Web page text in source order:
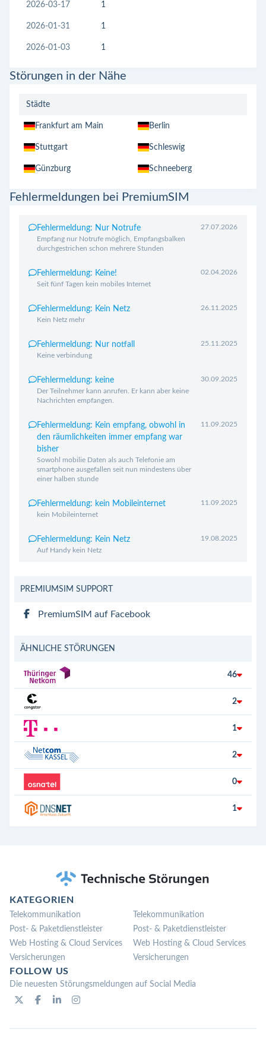
2026-03-17 1
2026-01-31 1
2026-01-03 1
Störungen in der Nähe
Städte
Frankfurt am Main Berlin
Stuttgart Schleswig
Günzburg Schneeberg
Fehlermeldungen bei PremiumSIM
Fehlermeldung: Nur Notrufe
Empfang nur Notrufe möglich, Empfangsbalken
durchgestrichen schon mehrere Stunden
27.07.2026
Fehlermeldung: Keine!
Seit fünf Tagen kein mobiles Internet
02.04.2026
Fehlermeldung: Kein Netz
Kein Netz mehr
26.11.2025
Fehlermeldung: Nur notfall
Keine verbindung
25.11.2025
Fehlermeldung: keine
Der Teilnehmer kann anrufen. Er kann aber keine
Nachrichten empfangen.
30.09.2025
Fehlermeldung: Kein empfang, obwohl in
den räumlichkeiten immer empfang war
bisher
Sowohl mobilie Daten als auch Telefonie am
smartphone ausgefallen seit nun mindestens über
einer halben stunde
11.09.2025
Fehlermeldung: kein Mobileinternet
kein Mobileinternet
11.09.2025
Fehlermeldung: Kein Netz
Auf Handy kein Netz
19.08.2025
PREMIUMSIM SUPPORT
PremiumSIM auf Facebook
ÄHNLICHE STÖRUNGEN
46
2
1
2
0
1
KATEGORIEN
Telekommunikation
Post- & Paketdienstleister
Web Hosting & Cloud Services
Versicherungen
Telekommunikation
Post- & Paketdienstleister
Web Hosting & Cloud Services
Versicherungen
FOLLOW US
Die neuesten Störungsmeldungen auf Social Media